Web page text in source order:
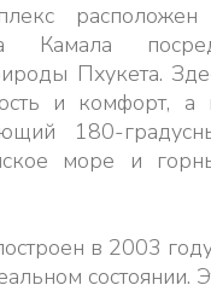
Камала
Пхукета.
и комфорт, а
180-
море и
в 2003
состоянии.